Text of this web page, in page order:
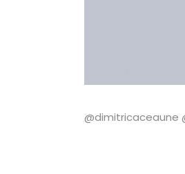
@dimitricaceaune